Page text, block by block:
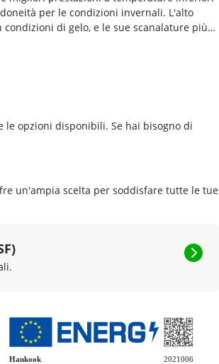
per le condizioni invernali. L'alto
di gelo, e le sue scanalature più
le opzioni disponibili. Se hai bisogno di
un'ampia scelta per soddisfare tutte le tue